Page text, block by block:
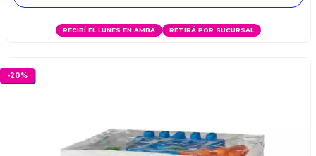
RECIBÍ EL LUNES EN AMBA RETIRÁ POR SUCURSAL
-20%